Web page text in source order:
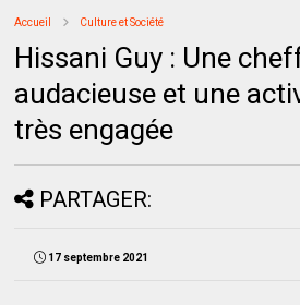
Accueil Culture et Société
Hissani Guy : Une
audacieuse et une
très engagée
PARTAGER:
17 septembre 2021